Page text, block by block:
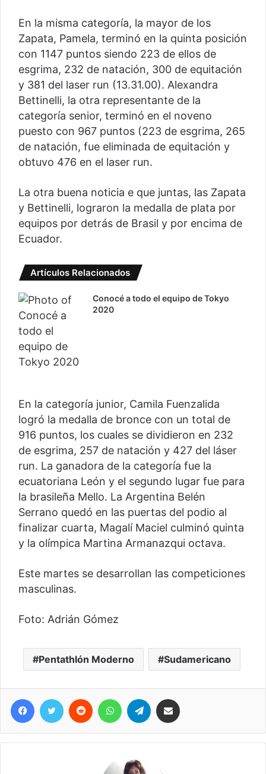
En la misma categoría, la mayor de los
Zapata, Pamela, terminó en la quinta posición
con 1147 puntos siendo 223 de ellos de
esgrima, 232 de natación, 300 de equitación
y 381 del laser run (13.31.00). Alexandra
Bettinelli, la otra representante de la
categoría senior, terminó en el noveno
puesto con 967 puntos (223 de esgrima, 265
de natación, fue eliminada de equitación y
obtuvo 476 en el laser run.
La otra buena noticia e que juntas, las Zapata
y Bettinelli, lograron la medalla de plata por
equipos por detrás de Brasil y por encima de
Ecuador.
Artículos Relacionados
Conocé a todo el equipo de Tokyo
2020
En la categoría junior, Camila Fuenzalida
logró la medalla de bronce con un total de
916 puntos, los cuales se dividieron en 232
de esgrima, 257 de natación y 427 del láser
run. La ganadora de la categoría fue la
ecuatoriana León y el segundo lugar fue para
la brasileña Mello. La Argentina Belén
Serrano quedó en las puertas del podio al
finalizar cuarta, Magalí Maciel culminó quinta
y la olímpica Martina Armanazqui octava.
Este martes se desarrollan las competiciones
masculinas.
Foto: Adrián Gómez
Pentathlón Moderno Sudamericano
Facebook
Twitter Reddit WhatsAppTelegram